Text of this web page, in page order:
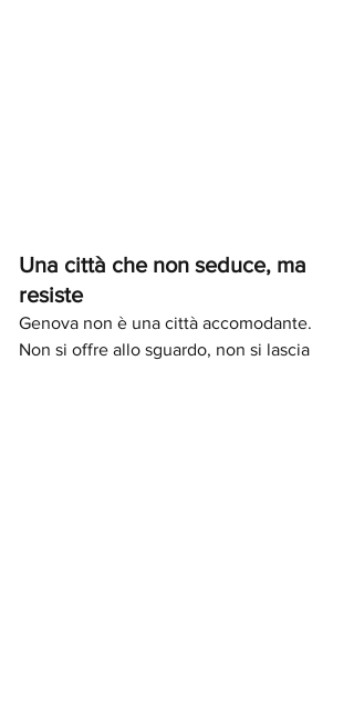
Una città che non seduce, ma
resiste
Genova non è una città accomodante.
Non si offre allo sguardo, non si lascia